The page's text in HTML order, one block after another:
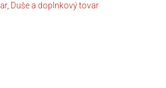
, Duše a doplnkový tovar